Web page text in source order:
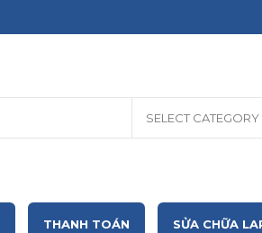
SELECT CATEGORY
THANH TOÁN SỬA CHỮA